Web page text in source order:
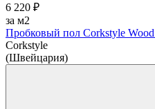
6 220 ₽
за м2
Пробковый пол Corkstyle
Corkstyle
(Швейцария)